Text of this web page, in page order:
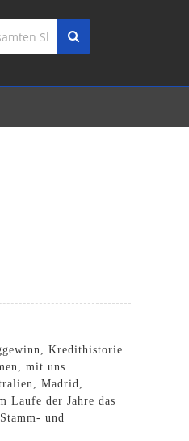
Kredithistorie
mit uns
Madrid,
Laufe der Jahre das
und